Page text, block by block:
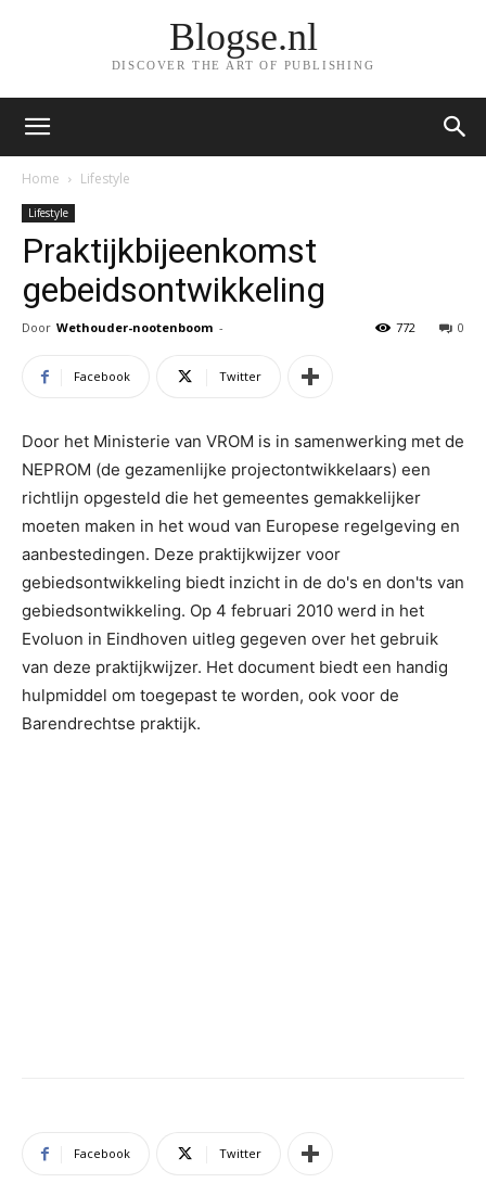
Blogse.nl
DISCOVER THE ART OF PUBLISHING
Home Lifestyle
Lifestyle
Praktijkbijeenkomst
gebeidsontwikkeling
Door Wethouder-nootenboom - 0
772
Facebook Twitter
Door het Ministerie van VROM is in samenwerking met de
NEPROM (de gezamenlijke projectontwikkelaars) een
richtlijn opgesteld die het gemeentes gemakkelijker
moeten maken in het woud van Europese regelgeving en
aanbestedingen. Deze praktijkwijzer voor
gebiedsontwikkeling biedt inzicht in de do's en don'ts van
gebiedsontwikkeling. Op 4 februari 2010 werd in het
Evoluon in Eindhoven uitleg gegeven over het gebruik
van deze praktijkwijzer. Het document biedt een handig
hulpmiddel om toegepast te worden, ook voor de
Barendrechtse praktijk.
Facebook Twitter